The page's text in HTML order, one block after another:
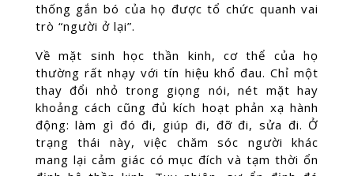
thống gắn bó của họ được tổ chức quanh vai
trò “người ở lại”.
Về mặt sinh học thần kinh, cơ thể của họ
thường rất nhạy với tín hiệu khổ đau. Chỉ một
thay đổi nhỏ trong giọng nói, nét mặt hay
khoảng cách cũng đủ kích hoạt phản xạ hành
động: làm gì đó đi, giúp đi, đỡ đi, sửa đi. Ở
trạng thái này, việc chăm sóc người khác
mang lại cảm giác có mục đích và tạm thời ổn